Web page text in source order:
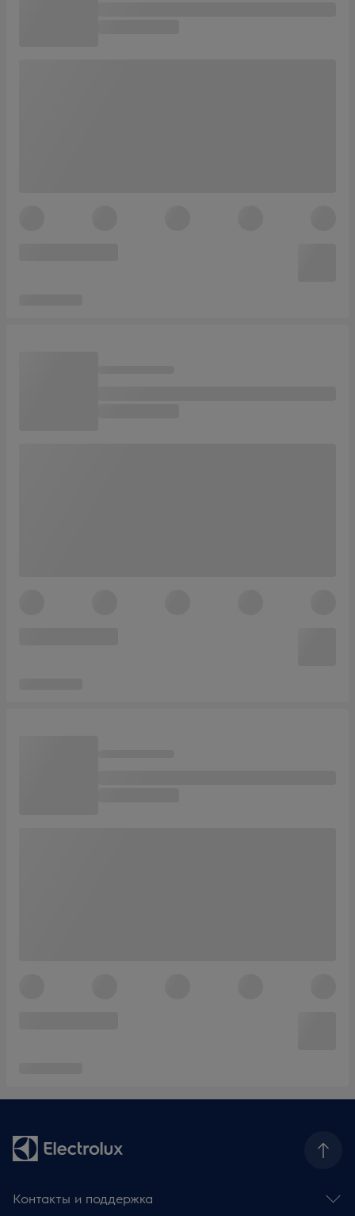
Контакты и поддержка